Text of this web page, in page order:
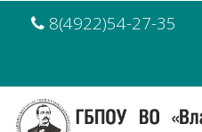
8(4922)54-27-35